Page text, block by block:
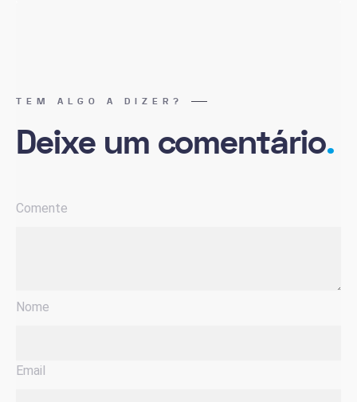
TEM ALGO A DIZER?
Deixe um comentário.
Comente
Nome
Email